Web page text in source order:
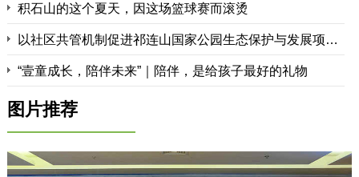
积石山的这个夏天，因这场篮球赛而滚烫
以社区共管机制促进祁连山国家公园生态保护与发展项目自然教育绘本出版及印刷采购公告
“壹童成长，陪伴未来”｜陪伴，是给孩子最好的礼物
图片推荐